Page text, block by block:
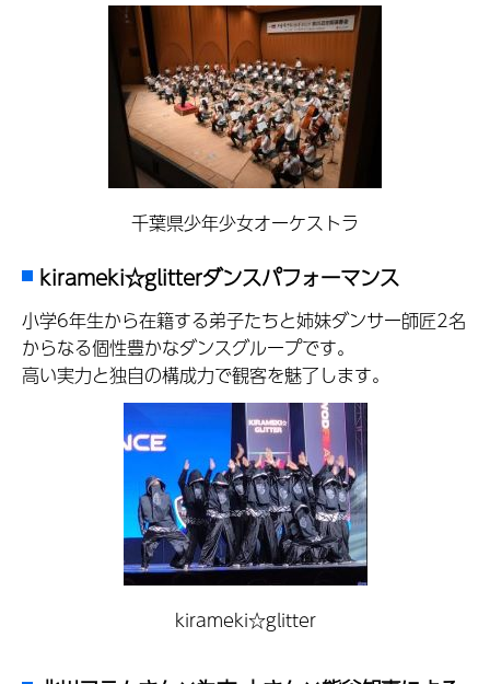
千葉県少年少女オーケストラ
kirameki☆glitterダンスパフォーマンス
小学6年生から在籍する弟子たちと姉妹ダンサー師匠2名
からなる個性豊かなダンスグループです。
高い実力と独自の構成力で観客を魅了します。
kirameki☆glitter